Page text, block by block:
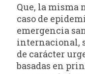
Que, la misma
caso de
emergencia
internacional,
de carácter
basadas en